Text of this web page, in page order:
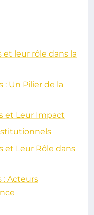
leur rôle dans la
Un Pilier de la
et Leur Impact
et Leur Rôle dans
: Acteurs